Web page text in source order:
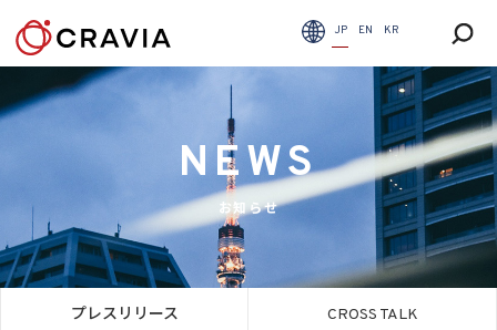
JP EN KR
NEWS
お知らせ
プレスリリース CROSS TALK